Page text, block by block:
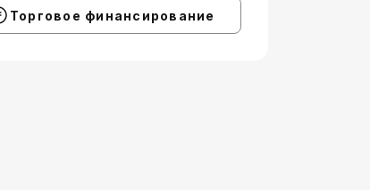
Торговое финансирование